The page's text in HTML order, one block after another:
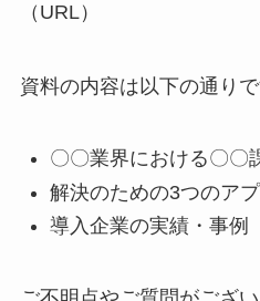
（URL）
資料の内容は以下の通りで
〇〇業界における〇〇
解決のための3つのア
導入企業の実績・事例